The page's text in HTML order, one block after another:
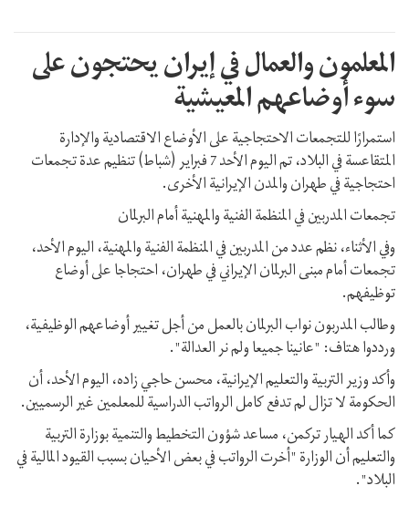
المعلمون والعمال في إيران يحتجون على
سوء أوضاعهم المعيشية
استمرارًا للتجمعات الاحتجاجية على الأوضاع الاقتصادية والإدارة
المتقاعسة في البلاد، تم اليوم الأحد 7 فبراير (شباط) تنظيم عدة تجمعات
احتجاجية في طهران والمدن الإيرانية الأخرى.
تجمعات المدربين في المنظمة الفنية والمهنية أمام البرلمان
وفي الأثناء، نظم عدد من المدربين في المنظمة الفنية والمهنية، اليوم الأحد،
تجمعات أمام مبنى البرلمان الإيراني في طهران، احتجاجا على أوضاع
توظيفهم.
وطالب المدربون نواب البرلمان بالعمل من أجل تغيير أوضاعهم الوظيفية،
ورددوا هتاف: "عانينا جميعا ولم نر العدالة".
وأكد وزير التربية والتعليم الإيرانية، محسن حاجي زاده، اليوم الأحد، أن
الحكومة لا تزال لم تدفع كامل الرواتب الدراسية للمعلمين غير الرسميين.
كما أكد الهيار تركمن، مساعد شؤون التخطيط والتنمية بوزارة التربية
والتعليم أن الوزارة "أخرت الرواتب في بعض الأحيان بسبب القيود المالية في
البلاد".